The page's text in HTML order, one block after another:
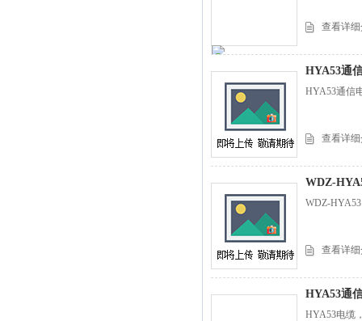
查看详
HYA53通
HYA53通信
查看详
WDZ-
WDZ-
查看详
HYA53通
HYA53电缆